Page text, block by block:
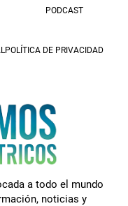
PODCAST
POLÍTICA DE PRIVACIDAD
a todo el mundo
noticias y